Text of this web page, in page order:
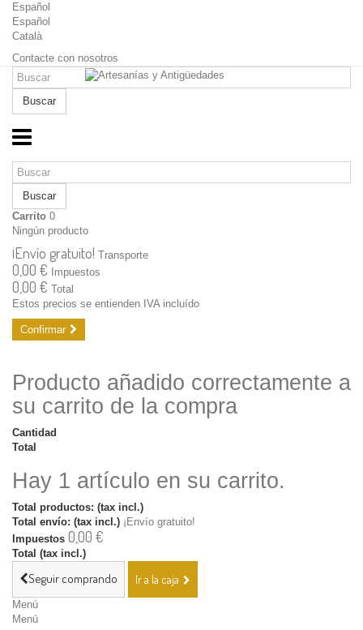
Español
Español
Català
Contacte con nosotros
Buscar
Buscar
Carrito 0
Ningún producto
¡Envío gratuito! Transporte
0,00 € Impuestos
0,00 € Total
Estos precios se entienden IVA incluído
Confirmar
Producto añadido correctamente a
su carrito de la compra
Cantidad
Total
Hay 1 artículo en su carrito.
Total productos: (tax incl.)
Total envío: (tax incl.) ¡Envío gratuito!
Impuestos 0,00 €
Total (tax incl.)
Seguir comprando Ir a la caja
Menú
Menú